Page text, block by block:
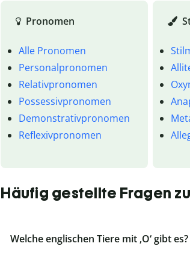
Pronomen
Alle Pronomen
Personalpronomen
Relativpronomen
Possessivpronomen
Demonstrativpronomen
Reflexivpronomen
Häufig gestellte Fragen zu
Welche englischen Tiere mit ‚O‘ gibt es?